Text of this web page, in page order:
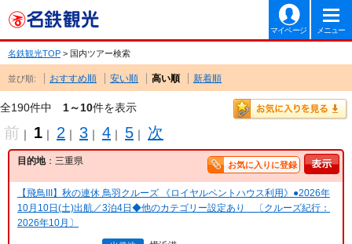
マイページ メニュー
名鉄観光TOP > 国内ツアー検索
並び順: おすすめ順 安い順 高い順 新着順
全190件中 1～10件を表示
前 ｜ 1 ｜ 2 ｜ 3 ｜ 4 ｜ 5 ｜ 次
目的地：三重県 お気に入りに登録
【飛鳥III】秋の連休 鳥羽クルーズ 《ロイヤルペントハウス利用》●2026年
10月10日(土)出航／3泊4日◆他のカテゴリー設定あり 〔クルーズ紀行：
2026年10月〕